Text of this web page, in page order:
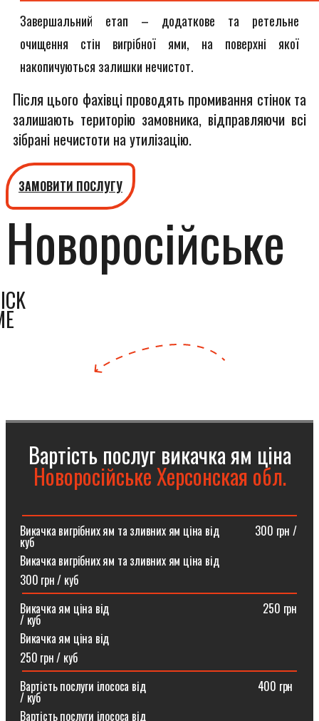
Завершальний етап – додаткове та ретельне
очищення стін вигрібної ями, на поверхні якої
накопичуються залишки нечистот.
Після цього фахівці проводять промивання стінок та
залишають територію замовника, відправляючи всі
зібрані нечистоти на утилізацію.
ЗАМОВИТИ ПОСЛУГУ
Новоросійське
Вартість послуг викачка ям ціна
Новоросійське Херсонская обл.
Викачка вигрібних ям та зливних ям ціна від ⠀⠀⠀⠀300 грн /
куб
Викачка вигрібних ям та зливних ям ціна від
300 грн / куб
Викачка ям ціна від ⠀⠀⠀⠀⠀⠀⠀⠀⠀⠀⠀⠀⠀⠀⠀⠀⠀⠀250 грн
/ куб
Викачка ям ціна від
250 грн / куб
Вартість послуги ілососа від ⠀⠀⠀⠀⠀⠀⠀⠀⠀⠀⠀⠀⠀400 грн
/ куб
Вартість послуги ілососа від